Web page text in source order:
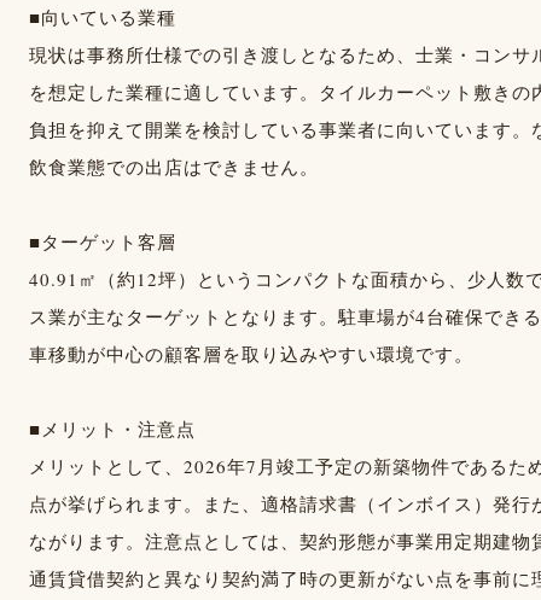
■向いている業種
現状は事務所仕様での引き渡しとなるため、士業・コン
を想定した業種に適しています。タイルカーペット敷き
負担を抑えて開業を検討している事業者に向いています
飲食業態での出店はできません。
■ターゲット客層
40.91㎡（約12坪）というコンパクトな面積から、少人数
ス業が主なターゲットとなります。駐車場が4台確保でき
車移動が中心の顧客層を取り込みやすい環境です。
■メリット・注意点
メリットとして、2026年7月竣工予定の新築物件である
点が挙げられます。また、適格請求書（インボイス）発
ながります。注意点としては、契約形態が事業用定期建
通賃貸借契約と異なり契約満了時の更新がない点を事前